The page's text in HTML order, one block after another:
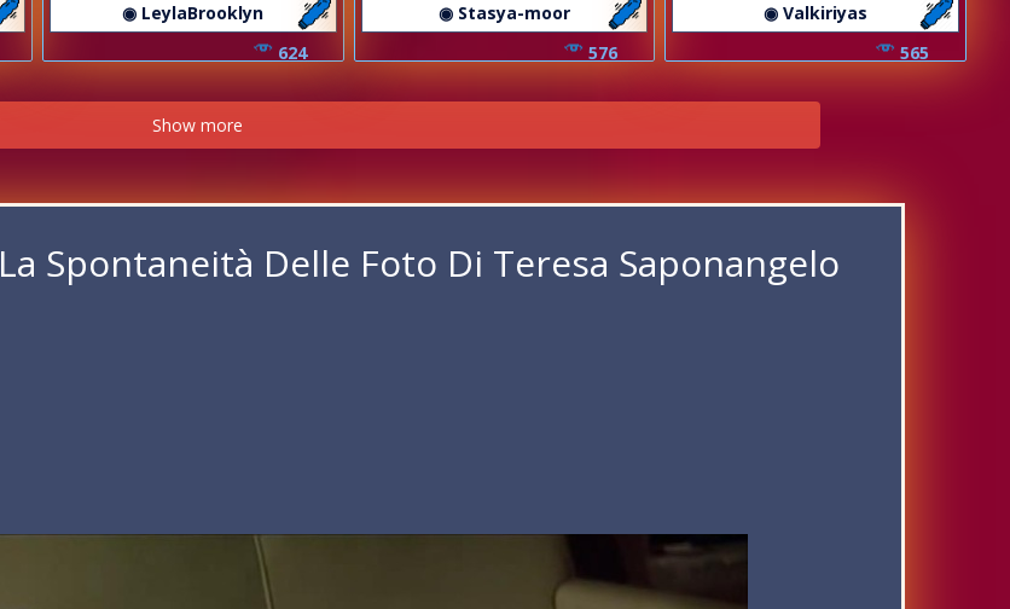
◉ LeylaBrooklyn
624
◉ Stasya-moor
576
◉ Valkiriyas
565
Show more
La Spontaneità Delle Foto Di Teresa Saponangelo